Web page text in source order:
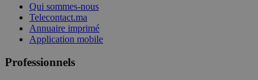
Qui sommes-nous
Telecontact.ma
Annuaire imprimé
Application mobile
Professionnels